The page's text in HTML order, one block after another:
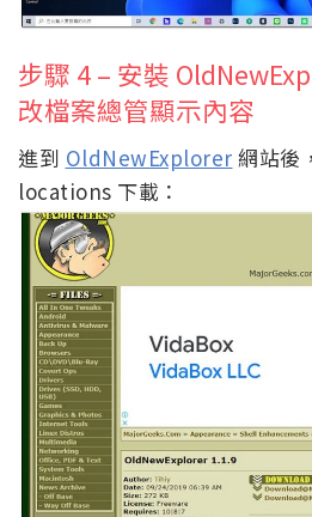
步驟 4 – 安裝
改檔案總管顯示內容
進到 OldNewExplorer 網站後
locations 下載：